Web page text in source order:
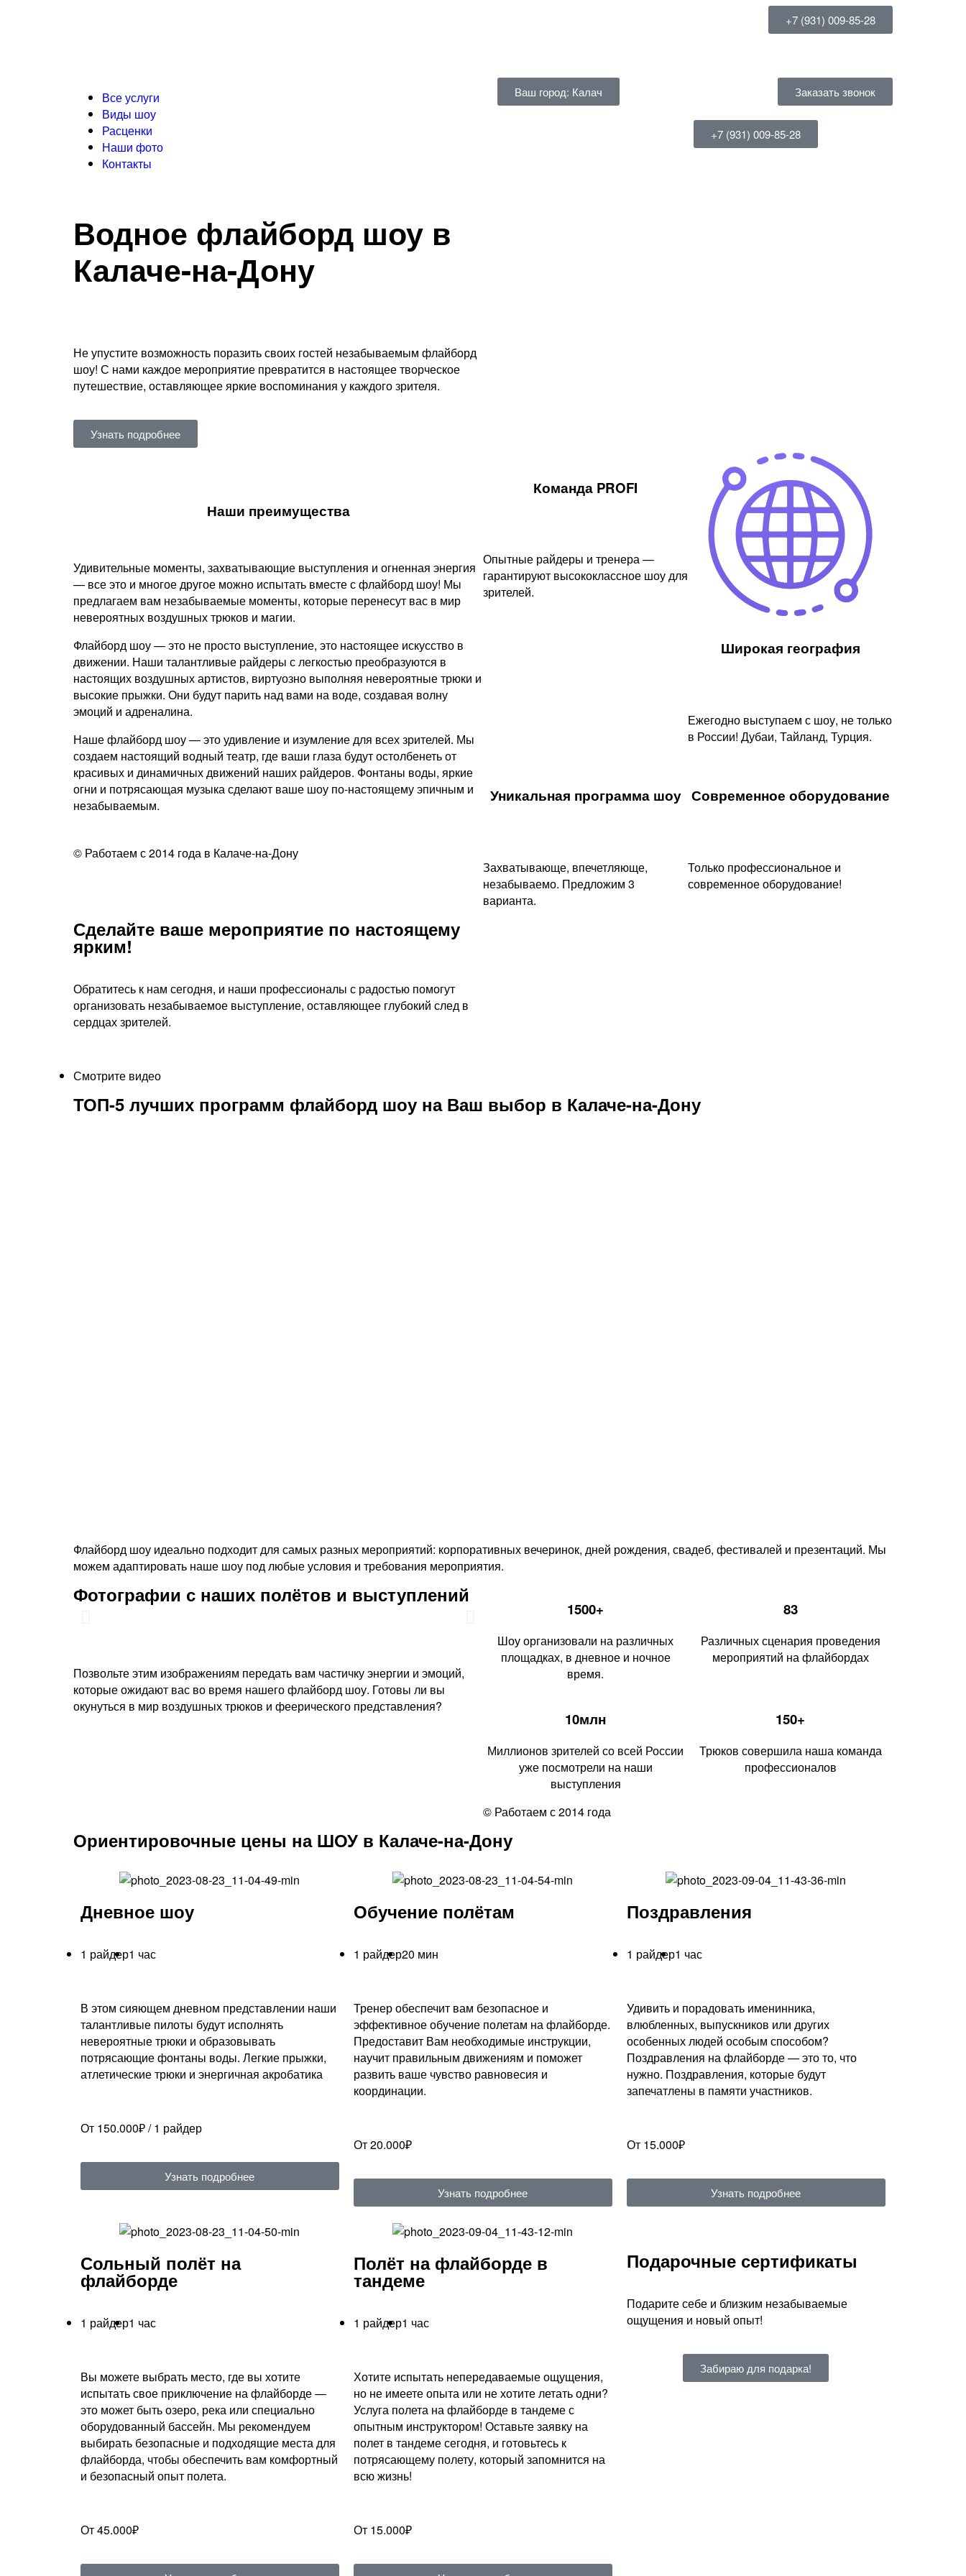
+7 (931) 009-85-28
Все услуги
Виды шоу
Расценки
Наши фото
Контакты
Ваш город: Калач Заказать звонок
+7 (931) 009-85-28
Водное флайборд шоу в
Калаче-на-Дону
Не упустите возможность поразить своих гостей незабываемым флайборд
шоу! С нами каждое мероприятие превратится в настоящее творческое
путешествие, оставляющее яркие воспоминания у каждого зрителя.
Узнать подробнее
Наши преимущества
Удивительные моменты, захватывающие выступления и огненная энергия
— все это и многое другое можно испытать вместе с флайборд шоу! Мы
предлагаем вам незабываемые моменты, которые перенесут вас в мир
невероятных воздушных трюков и магии.
Флайборд шоу — это не просто выступление, это настоящее искусство в
движении. Наши талантливые райдеры с легкостью преобразуются в
настоящих воздушных артистов, виртуозно выполняя невероятные трюки и
высокие прыжки. Они будут парить над вами на воде, создавая волну
эмоций и адреналина.
Наше флайборд шоу — это удивление и изумление для всех зрителей. Мы
создаем настоящий водный театр, где ваши глаза будут остолбенеть от
красивых и динамичных движений наших райдеров. Фонтаны воды, яркие
огни и потрясающая музыка сделают ваше шоу по-настоящему эпичным и
незабываемым.
© Работаем с 2014 года в Калаче-на-Дону
Команда PROFI
Опытные райдеры и тренера —
гарантируют высококлассное шоу для
зрителей.
Широкая география
Ежегодно выступаем с шоу, не только
в России! Дубаи, Тайланд, Турция.
Уникальная программа шоу​
Захватывающе, впечетляюще,
незабываемо. Предложим 3
варианта.
Современное оборудование
Только профессиональное и
современное оборудование!
Сделайте ваше мероприятие по настоящему
ярким!​
Обратитесь к нам сегодня, и наши профессионалы с радостью помогут
организовать незабываемое выступление, оставляющее глубокий след в
сердцах зрителей.
Смотрите видео
ТОП-5 лучших программ флайборд шоу на Ваш выбор в Калаче-на-Дону
Флайборд шоу идеально подходит для самых разных мероприятий: корпоративных вечеринок, дней рождения, свадеб, фестивалей и презентаций. Мы
можем адаптировать наше шоу под любые условия и требования мероприятия.
Фотографии с наших полётов и выступлений
Позвольте этим изображениям передать вам частичку энергии и эмоций,
которые ожидают вас во время нашего флайборд шоу. Готовы ли вы
окунуться в мир воздушных трюков и феерического представления?
1500+
Шоу организовали на различных
площадках, в дневное и ночное
время.
83
Различных сценария проведения
мероприятий на флайбордах
10млн
Миллионов зрителей со всей России
уже посмотрели на наши
выступления
150+
Трюков совершила наша команда
профессионалов
© Работаем с 2014 года
Ориентировочные цены на ШОУ в Калаче-на-Дону
Дневное шоу
1 райдер1 час
В этом сияющем дневном представлении наши
талантливые пилоты будут исполнять
невероятные трюки и образовывать
потрясающие фонтаны воды. Легкие прыжки,
атлетические трюки и энергичная акробатика
От 150.000₽ / 1 райдер
Узнать подробнее
Обучение полётам
1 райдер20 мин
Тренер обеспечит вам безопасное и
эффективное обучение полетам на флайборде.
Предоставит Вам необходимые инструкции,
научит правильным движениям и поможет
развить ваше чувство равновесия и
координации.
От 20.000₽
Узнать подробнее
Поздравления
1 райдер1 час
Удивить и порадовать именинника,
влюбленных, выпускников или других
особенных людей особым способом?
Поздравления на флайборде — это то, что
нужно. Поздравления, которые будут
запечатлены в памяти участников.
От 15.000₽
Узнать подробнее
Сольный полёт на
флайборде
1 райдер1 час
Вы можете выбрать место, где вы хотите
испытать свое приключение на флайборде —
это может быть озеро, река или специально
оборудованный бассейн. Мы рекомендуем
выбирать безопасные и подходящие места для
флайборда, чтобы обеспечить вам комфортный
и безопасный опыт полета.
От 45.000₽
Полёт на флайборде в
тандеме
1 райдер1 час
Хотите испытать непередаваемые ощущения,
но не имеете опыта или не хотите летать одни?
Услуга полета на флайборде в тандеме с
опытным инструктором! Оставьте заявку на
полет в тандеме сегодня, и готовьтесь к
потрясающему полету, который запомнится на
всю жизнь!
От 15.000₽
Подарочные сертификаты
Подарите себе и близким незабываемые
ощущения и новый опыт!
Забираю для подарка!